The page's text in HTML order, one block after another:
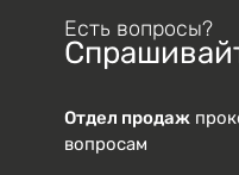
Есть вопросы?
Отдел продаж
вопросам